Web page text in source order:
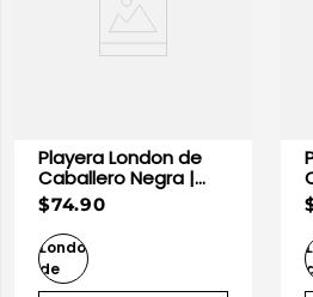
Playera London de
Caballero Negra |
Optima
$74.90
|